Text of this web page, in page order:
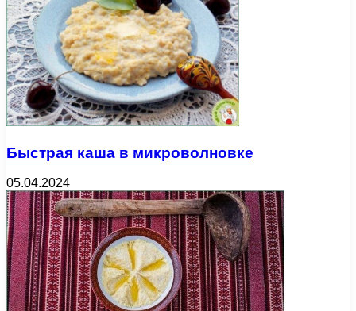
Быстрая каша в микроволновке
05.04.2024